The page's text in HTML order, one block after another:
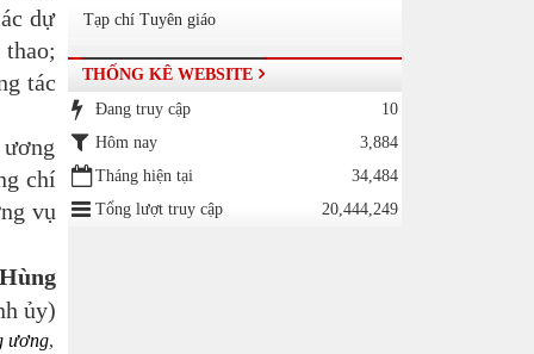
dự
tác
chí
vụ
ủy)
ương,
Tạp chí Tuyên giáo
THỐNG KÊ WEBSITE
Đang truy cập
10
Hôm nay
3,884
Tháng hiện tại
34,484
Tổng lượt truy cập
20,444,249